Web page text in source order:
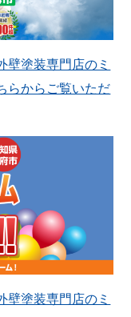
壁塗装専門店のミ
らからご覧いただ
壁塗装専門店のミ